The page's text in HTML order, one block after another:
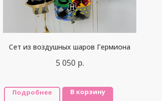
Сет из воздушных шаров Гермиона
5 050 р.
Подробнее В корзину